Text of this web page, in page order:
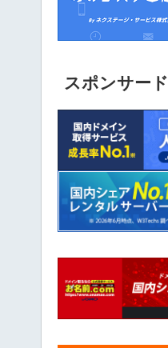
スポンサード